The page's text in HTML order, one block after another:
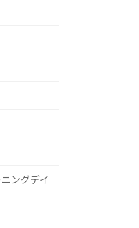
ングデイ